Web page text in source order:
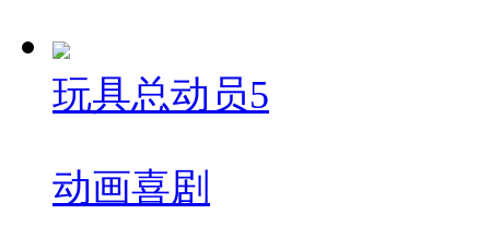
玩具总动员5
动画喜剧